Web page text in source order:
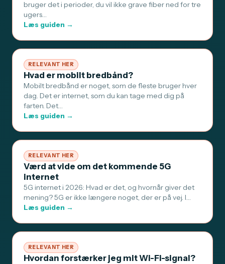
bruger det i perioder, du vil ikke grave fiber ned for tre
ugers…
Læs guiden →
RELEVANT HER
Hvad er mobilt bredbånd?
Mobilt bredbånd er noget, som de fleste bruger hver
dag. Det er internet, som du kan tage med dig på
farten. Det…
Læs guiden →
RELEVANT HER
Værd at vide om det kommende 5G
internet
5G internet i 2026: Hvad er det, og hvornår giver det
mening? 5G er ikke længere noget, der er på vej. I…
Læs guiden →
RELEVANT HER
Hvordan forstærker jeg mit Wi-Fi-signal?